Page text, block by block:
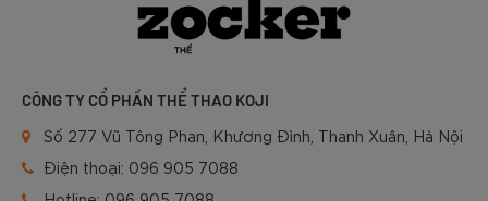
CÔNG TY CỔ PHẦN THỂ THAO KOJI
Số 277 Vũ Tông Phan, Khương Đình, Thanh Xuân, Hà Nội
Điện thoại: 096 905 7088